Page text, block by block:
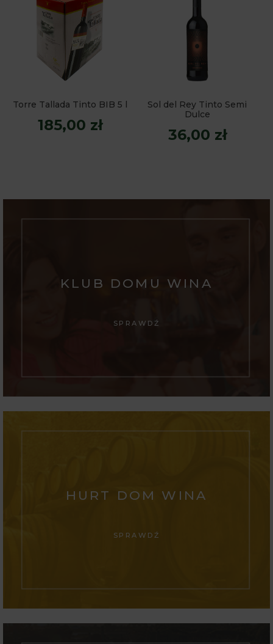
Torre Tallada Tinto BIB 5 l
185,00 zł
Sol del Rey Tinto Semi
Dulce
36,00 zł
KLUB DOMU WINA
SPRAWDŹ
HURT DOM WINA
SPRAWDŹ